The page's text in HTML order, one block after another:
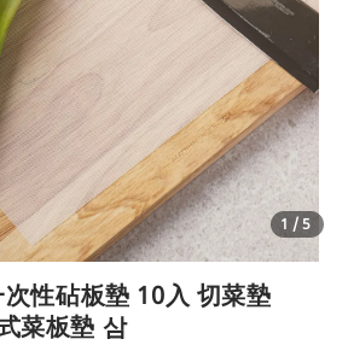
1 /5
性砧板墊 10入 切菜墊
菜板墊 삼